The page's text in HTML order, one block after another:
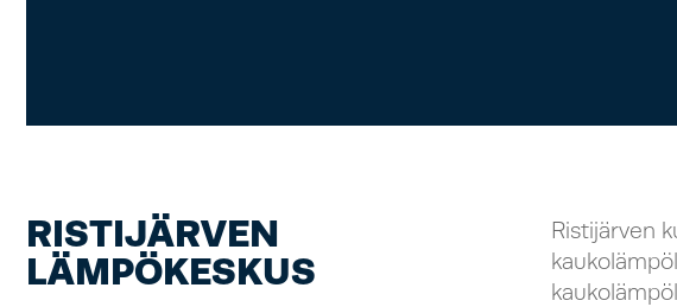
RISTIJÄRVEN
LÄMPÖKESKUS
Ristijärven